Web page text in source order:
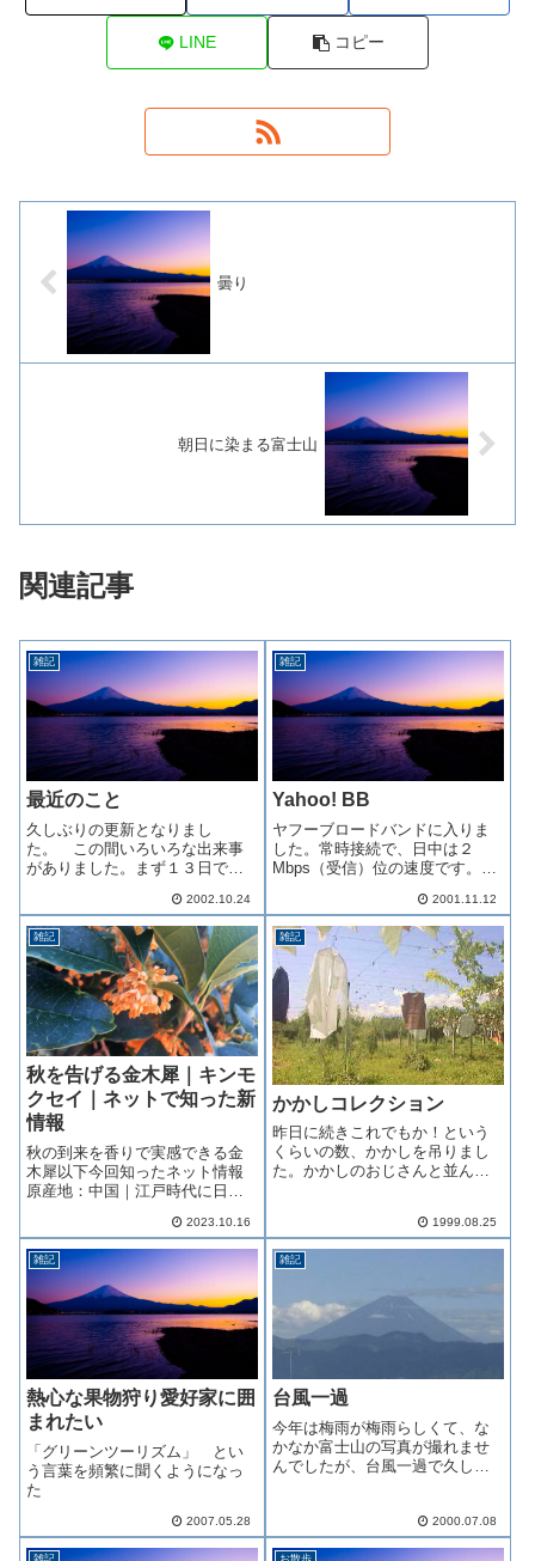
LINE コピー
曇り
朝日に染まる富士山
関連記事
雑記
最近のこと
久しぶりの更新となりまし
た。 この間いろいろな出来事
がありました。まず１３日です
した。私は今年一年間、地区体
育協会のリーダーをしていま
す。ですから、祭りの段取りか
ら打ち合わせ、景品の選定、細
かいところでは打ち上げ...
2002.10.24
雑記
Yahoo! BB
ヤフーブロードバンドに入りま
した。常時接続で、日中は２
Mbps（受信）位の速度です。今
56kbpsくらいですから、単純計
算で３５倍くらい高速です。利
用料は、私の場合月額３０００
円強ですが、大変安く思えま
す。インタ...
2001.11.12
雑記
秋を告げる金木犀｜キンモ
クセイ｜ネットで知った新
情報
秋の到来を香りで実感できる金
木犀以下今回知ったネット情報
原産地：中国｜江戸時代に日本
る：中国では花を砂糖漬けやシ
ロップ・リキュールなどに利用
中国茶の桂花茶（けいかち
ゃ）：金木犀の花を乾燥させた
お茶 世界三大香...
2023.10.16
雑記
かかしコレクション
昨日に続きこれでもか！という
くらいの数、かかしを吊りまし
た。かかしのおじさんと並ん
小学校の時に着ていた物です。
マルタカラ農園は物持ちがよい
です。(^_^;いかがでしょう
1999.08.25
雑記
熱心な果物狩り愛好家に囲
まれたい
「グリーンツーリズム」 とい
う言葉を頻繁に聞くようになっ
た
2007.05.28
雑記
台風一過
今年は梅雨が梅雨らしくて、な
かなか富士山の写真が撮れませ
んでしたが、台風一過で久しぶ
た。直撃かと思われた台風は、
何とか進路をずらしてくれて強
2000.07.08